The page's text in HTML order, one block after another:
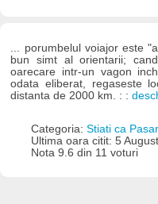
... porumbelul voiajor este
bun simt al orientarii;
oarecare intr-un vagon
odata eliberat, regaseste
distanta de 2000 km. : :
Categoria: Stiati ca
Ultima oara citit: 5
Nota 9.6 din 11 voturi